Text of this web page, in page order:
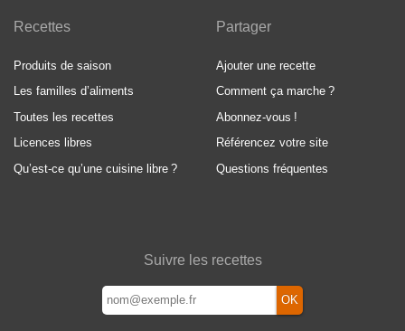
Recettes
Produits de saison
Les familles d’aliments
Toutes les recettes
Licences libres
Qu’est-ce qu’une cuisine libre ?
Partager
Ajouter une recette
Comment ça marche ?
Abonnez-vous !
Référencez votre site
Questions fréquentes
Suivre les recettes
OK